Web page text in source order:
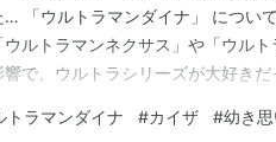
… 「ウルトラマンダイナ」 につい
ルトラマンネクサス」や「ウル
で、ウルトラシリーズが大好き
りで、彼が活躍している場面を見
トラマンダイナ #カイザ #幼き